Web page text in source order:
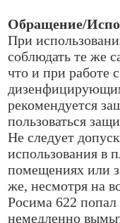
Обращение/
При
соблюдать те же
что и при работе
рекомендуется
пользоваться
Не следует
использования в
помещениях или
же, несмотря на
Росима 622 попал
немедленно